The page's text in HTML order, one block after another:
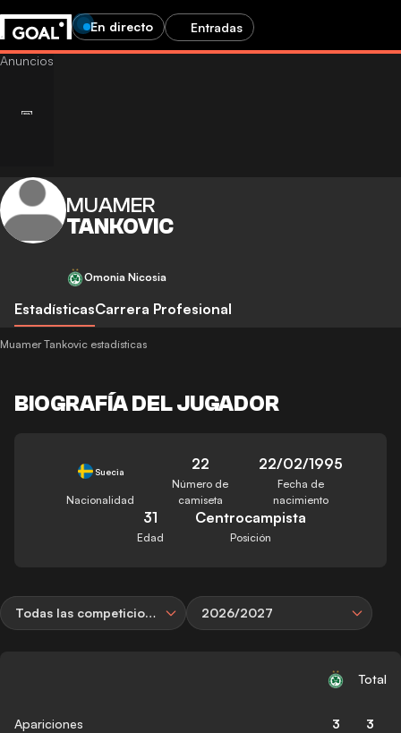
En directo Entradas
MUAMER
TANKOVIC
Omonia Nicosia
EstadísticasCarrera Profesional
Muamer Tankovic estadísticas
BIOGRAFÍA DEL JUGADOR
Suecia
Nacionalidad
22
Número de
camiseta
22/02/1995
Fecha de
nacimiento
31
Edad
Centrocampista
Posición
Todas las competiciones 2026/2027
Total
Apariciones 3 3